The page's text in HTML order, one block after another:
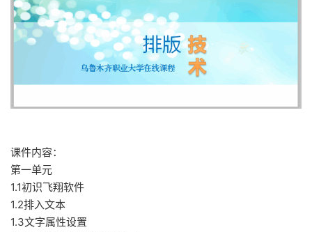
课件内容：
第一单元
1.1初识飞翔软件
1.2排入文本
1.3文字属性设置